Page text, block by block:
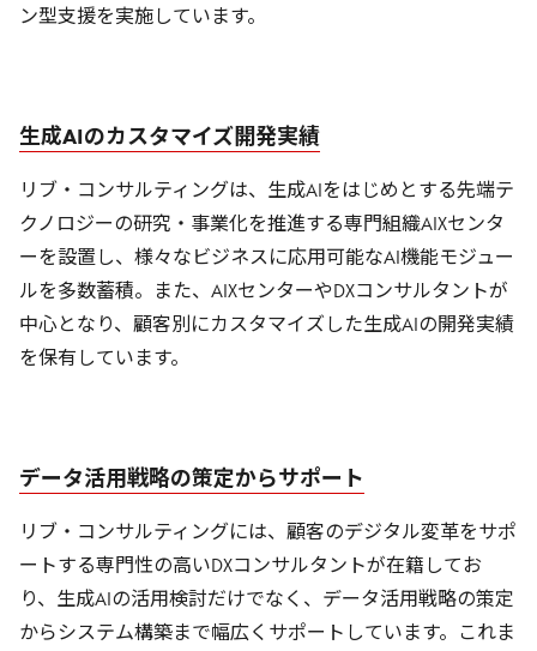
ン型支援を実施しています。
生成AIのカスタマイズ開発実績
リブ・コンサルティングは、生成AIをはじめとする先端テ
クノロジーの研究・事業化を推進する専門組織AIXセンタ
ーを設置し、様々なビジネスに応用可能なAI機能モジュー
ルを多数蓄積。また、AIXセンターやDXコンサルタントが
中心となり、顧客別にカスタマイズした生成AIの開発実績
を保有しています。
データ活用戦略の策定からサポート
リブ・コンサルティングには、顧客のデジタル変革をサポ
ートする専門性の高いDXコンサルタントが在籍してお
り、生成AIの活用検討だけでなく、データ活用戦略の策定
からシステム構築まで幅広くサポートしています。これま